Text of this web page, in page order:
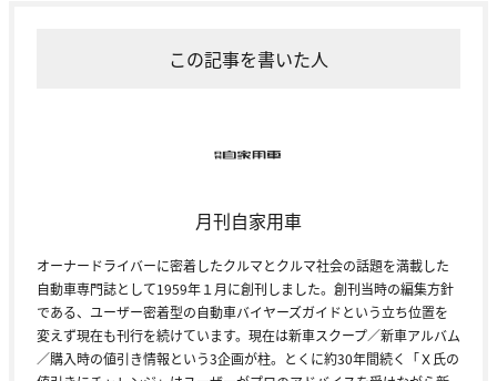
この記事を書いた人
月刊自家用車
オーナードライバーに密着したクルマとクルマ社会の話題を満載した
自動車専門誌として1959年１月に創刊しました。創刊当時の編集方針
である、ユーザー密着型の自動車バイヤーズガイドという立ち位置を
変えず現在も刊行を続けています。現在は新車スクープ／新車アルバム
／購入時の値引き情報という3企画が柱。とくに約30年間続く「Ｘ氏の